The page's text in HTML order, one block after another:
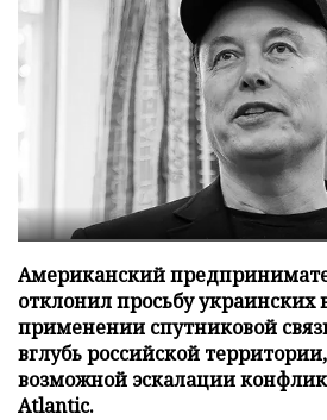
Американский
отклонил просьбу украинских
применении спутниковой
вглубь российской
возможной эскалации
Atlantic.